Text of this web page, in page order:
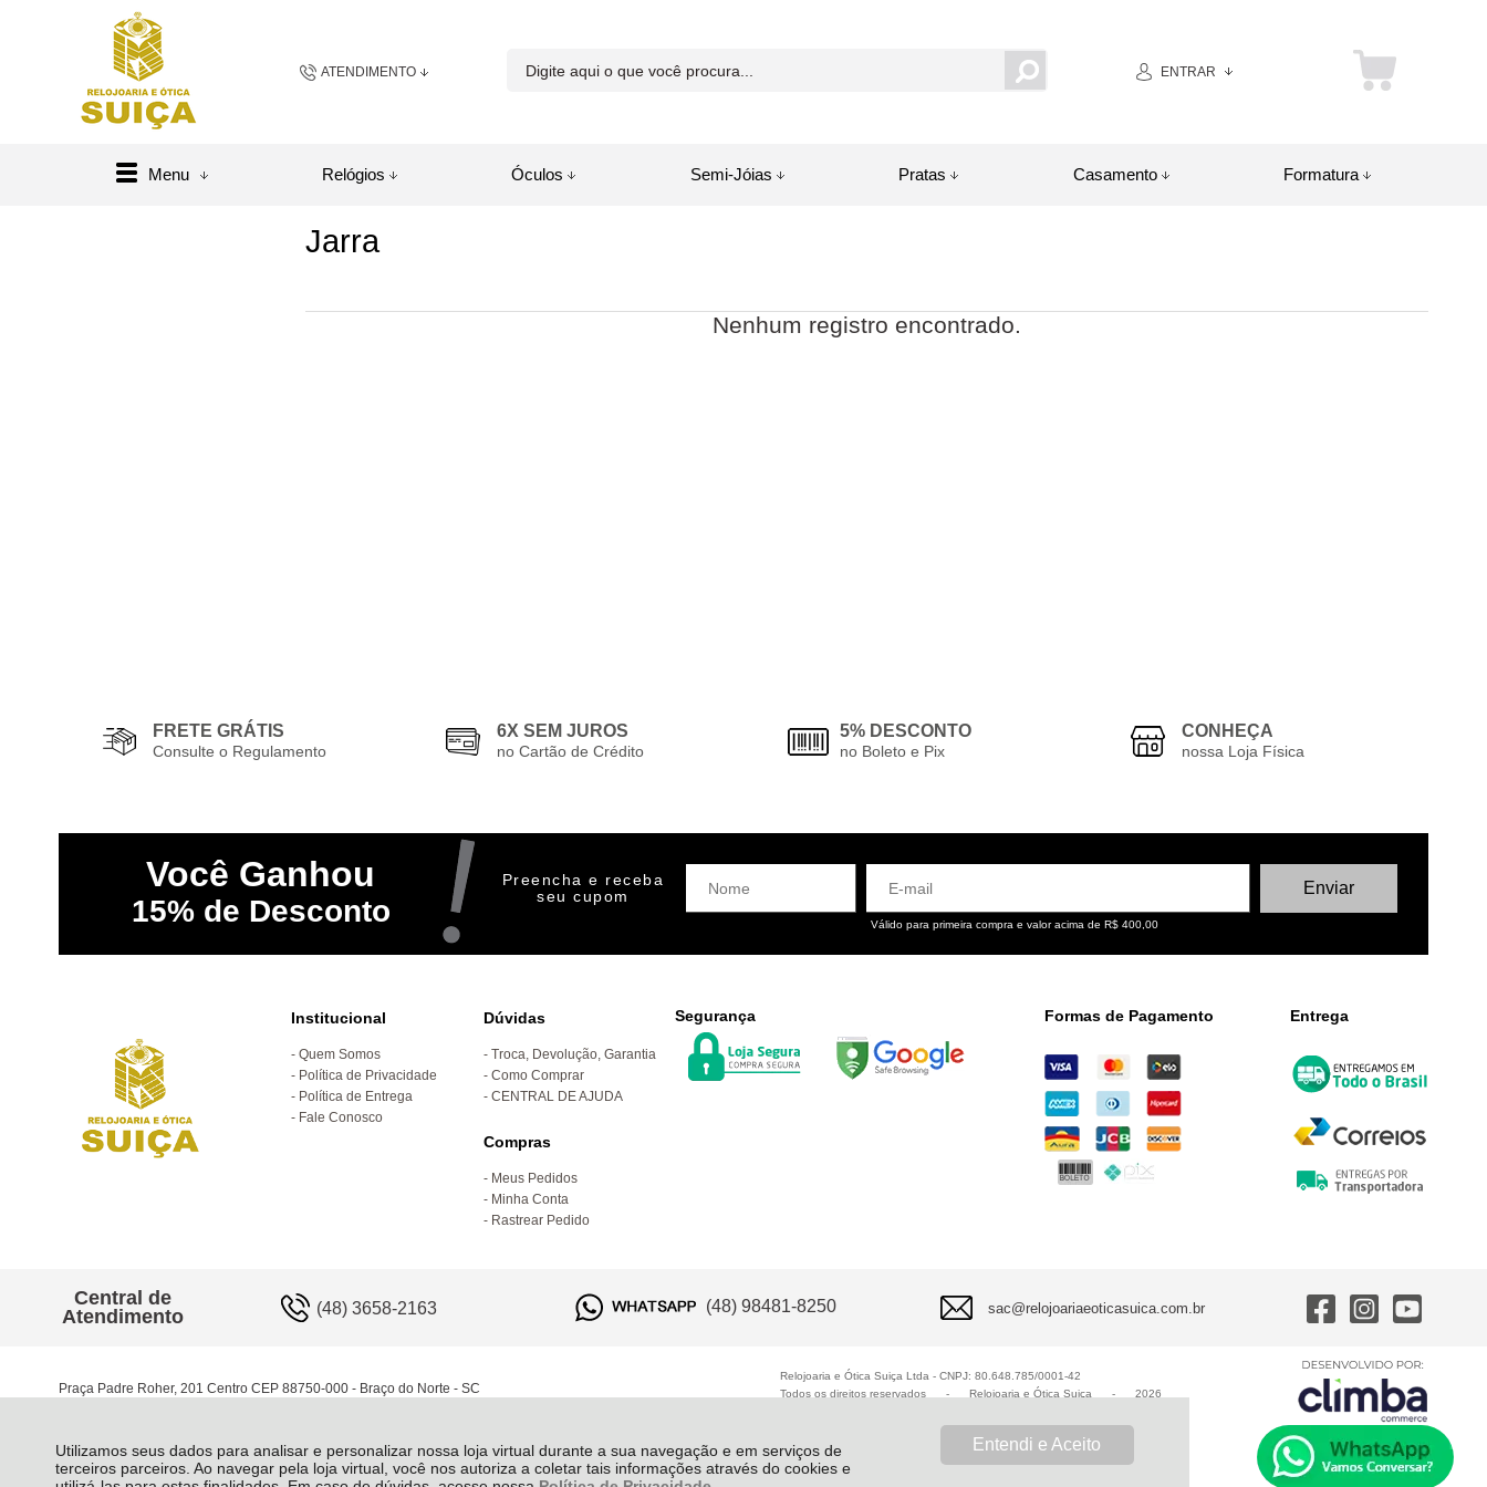
Utilizamos seus dados para analisar e personalizar nossa loja virtual durante a sua navegação e em serviços de
terceiros parceiros. Ao navegar pela loja virtual, você nos autoriza a coletar tais informações através do cookies e
Entendi e Aceito
ATENDIMENTO
(48) 98481-8250
ENTRAR
Menu Relógios Óculos Semi-Jóias Pratas Casamento Formatura
Jarra
Nenhum registro encontrado.
FRETE GRÁTIS
Consulte o Regulamento
6X SEM JUROS
no Cartão de Crédito
5% DESCONTO
no Boleto e Pix
CONHEÇA
nossa Loja Física
Você Ganhou
15%de Desconto
Preencha e receba
seu cupom
Válido para primeira compra e valor acima de R$ 400,00
Institucional
Quem Somos
Política de Privacidade
Política de Entrega
Fale Conosco
Dúvidas
Troca, Devolução, Garantia
Como Comprar
CENTRAL DE AJUDA
Compras
Meus Pedidos
Minha Conta
Rastrear Pedido
Segurança Formas de Pagamento Entrega
Central de
Atendimento
(48) 3658-2163 (48) 98481-8250 sac@relojoariaeoticasuica.com.br
Praça Padre Roher, 201 Centro CEP 88750-000 - Braço do Norte - SC
Relojoaria e Ótica Suiça Ltda - CNPJ: 80.648.785/0001-42
Todos os direitos reservados
- Relojoaria e Ótica Suiça - 2026